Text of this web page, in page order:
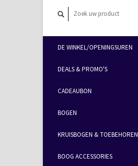
DE WINKEL/OPENINGSUREN
DEALS & PROMO'S
CADEAUBON
BOGEN
KRUISBOGEN & TOEBEHOREN
BOOG ACCESSORIES